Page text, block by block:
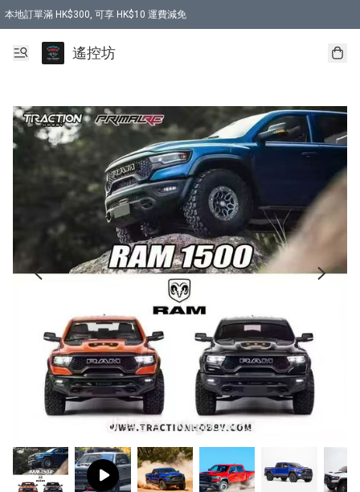
本地訂單滿 HK$300, 可享 HK$10 運費減免
購買 7.6V 6500mah 70C 電池 送 7.6V USB充電器
遙控坊